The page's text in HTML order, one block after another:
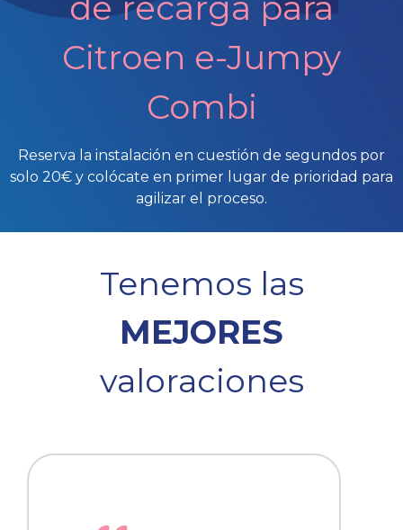
Citroen e-Jumpy
Combi
Reserva la instalación en cuestión de segundos por
solo 20€ y colócate en primer lugar de prioridad para
agilizar el proceso.
Tenemos las
MEJORES
valoraciones